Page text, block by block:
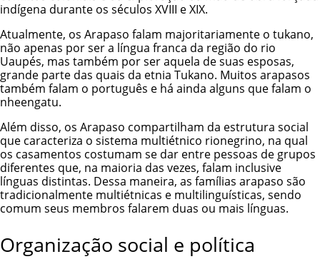
indígena durante os séculos XVIII e XIX.
Atualmente, os Arapaso falam majoritariamente o tukano,
não apenas por ser a língua franca da região do rio
Uaupés, mas também por ser aquela de suas esposas,
grande parte das quais da etnia Tukano. Muitos arapasos
também falam o português e há ainda alguns que falam o
nheengatu.
Além disso, os Arapaso compartilham da estrutura social
que caracteriza o sistema multiétnico rionegrino, na qual
os casamentos costumam se dar entre pessoas de grupos
diferentes que, na maioria das vezes, falam inclusive
línguas distintas. Dessa maneira, as famílias arapaso são
tradicionalmente multiétnicas e multilinguísticas, sendo
comum seus membros falarem duas ou mais línguas.
Organização social e política